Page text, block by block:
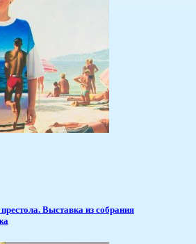
Выставка из собрания